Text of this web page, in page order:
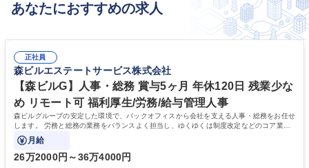
あなたにおすすめの求人
正社員
森ビルエステートサービス株式会社
【森ビルG】人事・総務 賞与5ヶ月 年休120日 残業少な
め リモート可 福利厚生/労務/給与管理人事
森ビルグループの安定した環境で、バックオフィスから会社を支える人事・総務をお任せ
します。 労務と総務の業務をバランスよく担当し、ゆくゆくは制度改定などのコア業務
にも挑戦できる、やりがいある環境です。
月給
26万2000円～36万4000円